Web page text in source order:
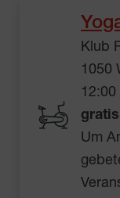
Klub
1050
12:00
gratis
Um